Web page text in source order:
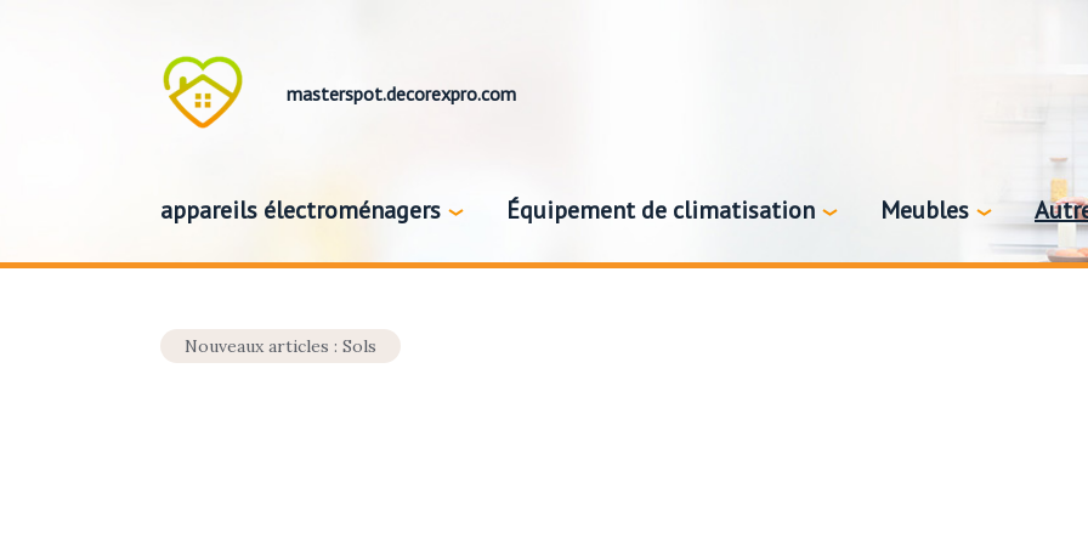
masterspot.decorexpro.com
appareils électroménagers Équipement de climatisation Meubles
Nouveaux articles : Sols